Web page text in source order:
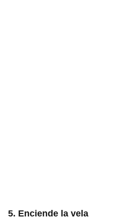
5. Enciende la vela